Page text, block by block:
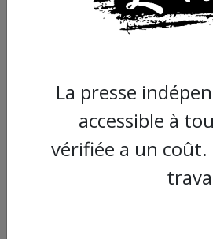
La presse
accessible à
vérifiée a un